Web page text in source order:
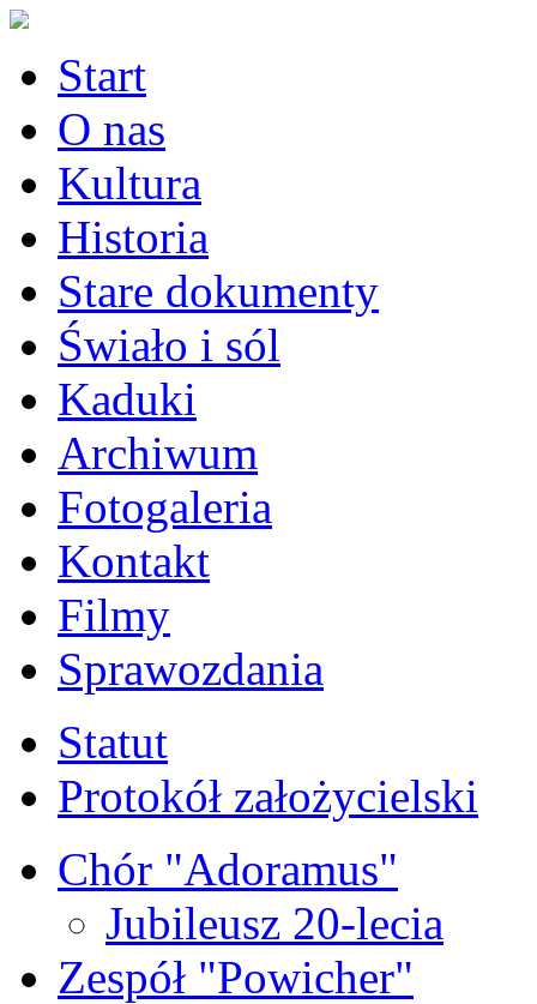
Start
O nas
Kultura
Historia
Stare dokumenty
Świało i sól
Kaduki
Archiwum
Fotogaleria
Kontakt
Filmy
Sprawozdania
Statut
Protokół założycielski
Chór "Adoramus"
Jubileusz 20-lecia
Zespół "Powicher"